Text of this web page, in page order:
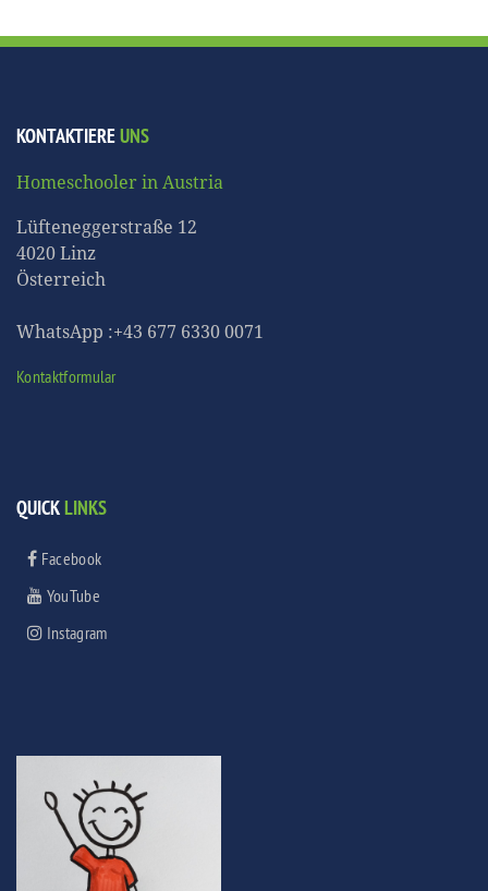
KONTAKTIEREUNS
Homeschooler in Austria
Lüfteneggerstraße 12
4020 Linz
Österreich
WhatsApp :+43 677 6330 0071
Kontaktformular
QUICKLINKS
Facebook
YouTube
Instagram